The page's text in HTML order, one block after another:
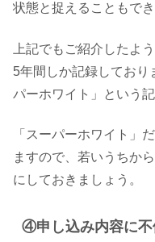
状態と捉えることもでき
上記でもご紹介したよ
5年間しか記録しており
パーホワイト」という
「スーパーホワイト」
ますので、若いうちか
にしておきましょう。
④申し込み内容に不